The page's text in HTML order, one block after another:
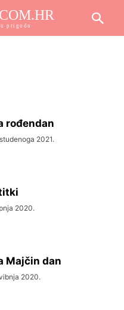
prigodu
rođendan
2021.
2020.
Majčin dan
2020.